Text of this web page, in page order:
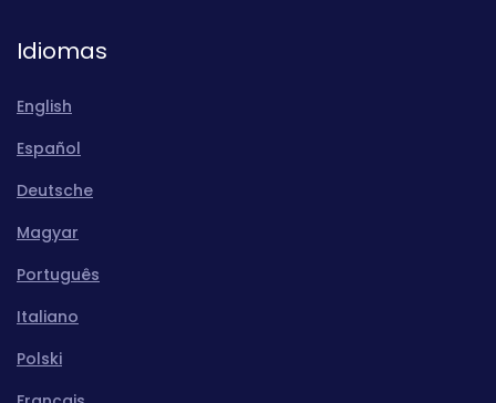
Idiomas
English
Español
Deutsche
Magyar
Português
Italiano
Polski